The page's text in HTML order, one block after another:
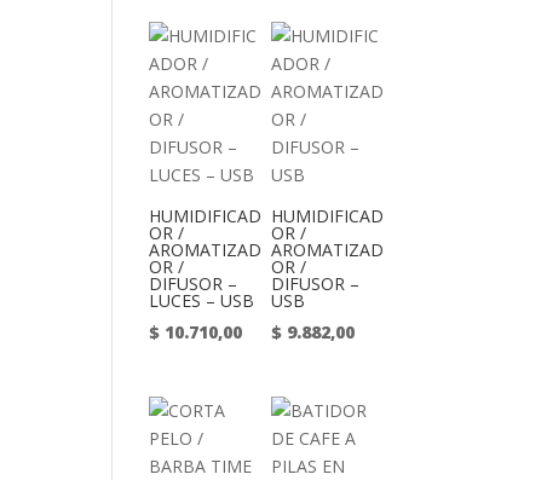
HUMIDIFICAD
OR /
AROMATIZAD
OR /
DIFUSOR –
LUCES – USB
$ 10.710,00
HUMIDIFICAD
OR /
AROMATIZAD
OR /
DIFUSOR –
USB
$ 9.882,00